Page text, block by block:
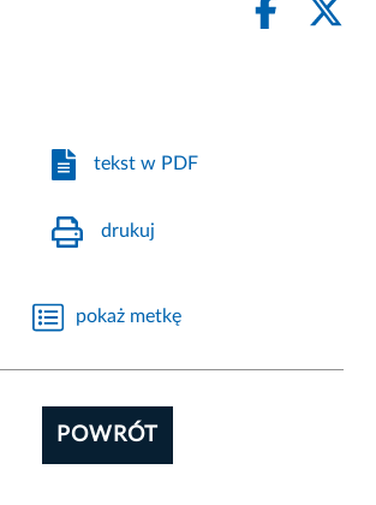
tekst w PDF
drukuj
pokaż metkę
POWRÓT